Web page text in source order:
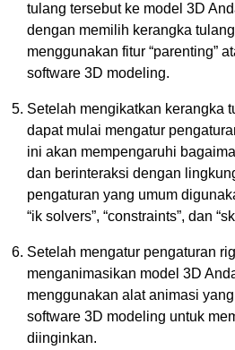
tulang tersebut ke model 3D
dengan memilih kerangka
menggunakan fitur “parenting”
software 3D modeling.
Setelah mengikatkan kerangka
dapat mulai mengatur
ini akan mempengaruhi
dan berinteraksi dengan
pengaturan yang umum
“ik solvers”, “constraints”, dan
Setelah mengatur pengaturan
menganimasikan model 3D
menggunakan alat animasi
software 3D modeling untuk
diinginkan.